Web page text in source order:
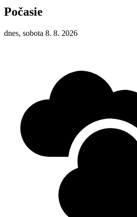
Počasie
dnes, sobota 8. 8. 2026